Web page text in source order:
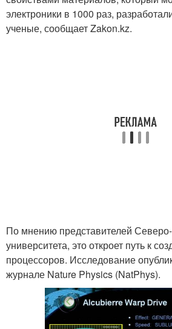
электроники в 1000 раз,
ученые, сообщает Zakon.kz.
По мнению представителей
университета, это откроет путь к
процессоров. Исследование
журнале Nature Physics (NatPhys).